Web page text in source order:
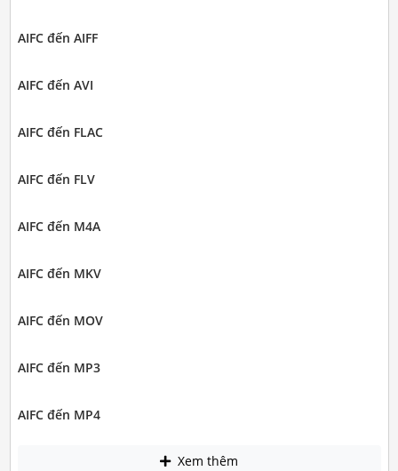
AIFC đến AIFF
AIFC đến AVI
AIFC đến FLAC
AIFC đến FLV
AIFC đến M4A
AIFC đến MKV
AIFC đến MOV
AIFC đến MP3
AIFC đến MP4
Xem thêm